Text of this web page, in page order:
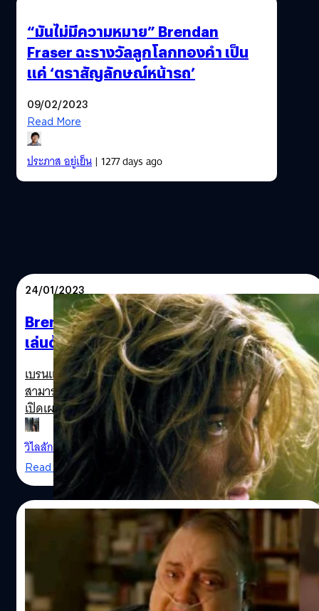
“มันไม่มีความหมาย” Brendan
Fraser ฉะรางวัลลูกโลกทองคำ เป็น
แค่ ‘ตราสัญลักษณ์หน้ารถ’
09/02/2023
Read More
ประภาส อยู่เย็น| 1277 days ago
24/01/2023
Brendan Fraser เผย ทุกวันนี้ก็ยังไม่ชอบลิงที่
เล่นด้วยกันใน ‘George of the Jungle’
เบรนแดน เฟรเซอร์ (Brendan Fraser) นักแสดงมากความ
สามารถ ที่กำลังมีลุ้นเข้าชิงออสการ์จาก ‘The Whale’ ออกมา
เปิดเผยว่า 'George of the Jungle' หนังที่เขาเคยรับบทเป็น
จอร์จ เจ้าป่าสุดฮาเมื่อ 25 ปีที่แล้ว เคยฝากประสบการณ์ที่ไม่ดี
เกี่ยวกับลิงไว้ให้เขา เฟรเซอร์ได้ปรากฏตัวในรายการ 'The
Graham Norton Show' เมื่อวันที่ 20 มกราคม 2023 เพื่อ
โปรโมตหนังเรื่อง 'The Whale' ที่กำลังจะเข้าฉายในเดือน
กุมภาพันธ์นี้ ซึ่งระหว่างการพูดคุยกันในรายการ แกรมห์ นอร์
ตัน (Graham Norton) พิธีกรได้กล่าวถึงลิงเพศเมียชื่อ
คริสตัล ที่ได้แสดงร่วมกับ มิเชล วิลเลียมส์ (Michelle
Williams) ใน 'The Fabelmans' โดยลิงตัวนี้นอกจากจะแสดง
กับวิลเลียมส์แล้ว มันยังเคยประกบคู่กับเฟรเซอร์ในหนังเรื่อง
แรกของตัวเองอย่าง 'George of the Jungle' "มันเป็นลิงเพศ
เมียตัวนั้น! ผมรู้ว่าเป็นเธอแน่นอน!" เฟรเซอร์กล่าว เมื่อรู้ว่าวิล
วิไลลักษณ์ อุสาพรหม | 1293 days ago
Read More
Austin Butler เบียด Brendan Fraser คว้า
รางวัลลูกโลกทองคำ 2023 สาขานำชายยอด
เบรนแดน เฟรเซอร์ (Brendan Fraser) นักแสดงดังที่เพิ่งหวน